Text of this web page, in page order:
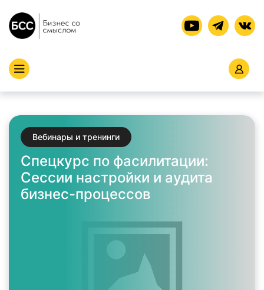
Вебинары и тренинги
Спецкурс по фасилитации:
Сессии настройки и аудита
бизнес-процессов